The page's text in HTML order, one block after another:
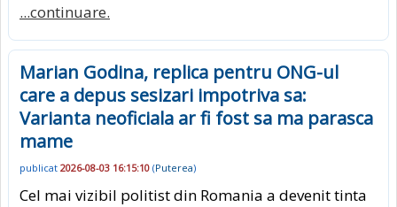
...continuare.
Marian Godina, replica pentru ONG-ul
care a depus sesizari impotriva sa:
Varianta neoficiala ar fi fost sa ma parasca
mame
publicat 2026-08-03 16:15:10 (Puterea)
Cel mai vizibil politist din Romania a devenit tinta